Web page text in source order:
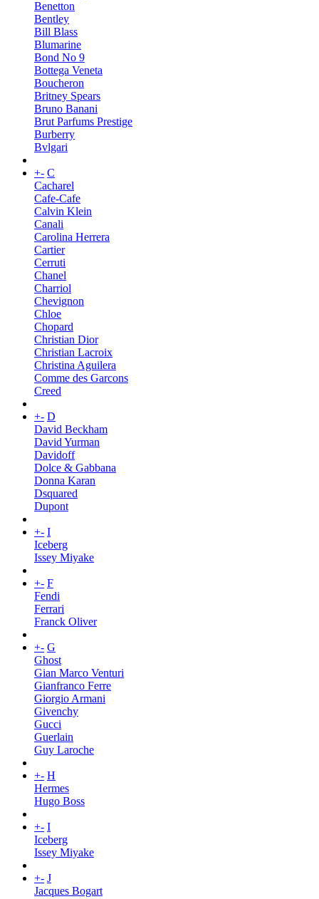
Benetton
Bentley
Bill Blass
Blumarine
Bond No 9
Bottega Veneta
Boucheron
Britney Spears
Bruno Banani
Brut Parfums Prestige
Burberry
Bvlgari
+- C
Cacharel
Cafe-Cafe
Calvin Klein
Canali
Carolina Herrera
Cartier
Cerruti
Chanel
Charriol
Chevignon
Chloe
Chopard
Christian Dior
Christian Lacroix
Christina Aguilera
Comme des Garcons
Creed
+- D
David Beckham
David Yurman
Davidoff
Dolce & Gabbana
Donna Karan
Dsquared
Dupont
+- I
Iceberg
Issey Miyake
+- F
Fendi
Ferrari
Franck Oliver
+- G
Ghost
Gian Marco Venturi
Gianfranco Ferre
Giorgio Armani
Givenchy
Gucci
Guerlain
Guy Laroche
+- H
Hermes
Hugo Boss
+- I
Iceberg
Issey Miyake
+- J
Jacques Bogart